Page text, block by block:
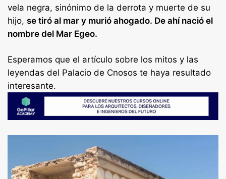
vela negra, sinónimo de la derrota y muerte de su
hijo, se tiró al mar y murió ahogado. De ahí nació el
nombre del Mar Egeo.
Esperamos que el artículo sobre los mitos y las
leyendas del Palacio de Cnosos te haya resultado
interesante.